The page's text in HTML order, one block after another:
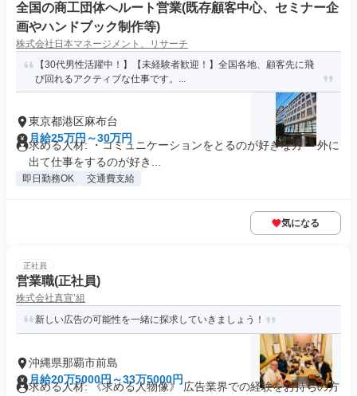
全国の商工団体へルート営業(既存顧客中心、セミナー企
画やハンドブック制作等)
株式会社日本マネージメント、リサーチ
【30代男性活躍中！】【未経験者歓迎！】全国各地、顧客先に飛
び回れるアクティブな仕事です。...
東京都港区麻布台
月給25万円～30万円
求める人材: ・コミュニケーションをとるのが好きな方 ・外に
出て仕事をするのが好き...
即日勤務OK 交通費支給
気になる
正社員
営業職(正社員)
株式会社真宣’組
新しい広告の可能性を一緒に探求していきましょう！
沖縄県那覇市前島
月給20万5000円～33万5000円
求める人材: 《求める人物像》 広告業界での経験をお持ちの方